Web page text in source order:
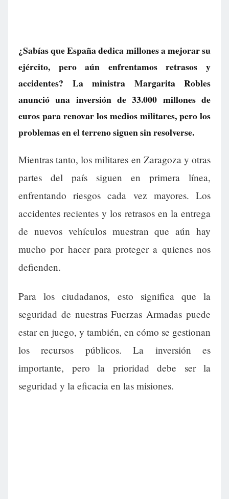
¿Sabías que España dedica millones a mejorar su
ejército, pero aún enfrentamos retrasos y
accidentes? La ministra Margarita Robles
anunció una inversión de 33.000 millones de
euros para renovar los medios militares, pero los
problemas en el terreno siguen sin resolverse.
Mientras tanto, los militares en Zaragoza y otras
partes del país siguen en primera línea,
enfrentando riesgos cada vez mayores. Los
accidentes recientes y los retrasos en la entrega
de nuevos vehículos muestran que aún hay
mucho por hacer para proteger a quienes nos
defienden.
Para los ciudadanos, esto significa que la
seguridad de nuestras Fuerzas Armadas puede
estar en juego, y también, en cómo se gestionan
los recursos públicos. La inversión es
importante, pero la prioridad debe ser la
seguridad y la eficacia en las misiones.